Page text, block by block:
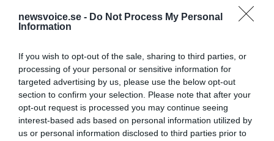
newsvoice.se - Do Not Process My Personal
Information
If you wish to opt-out of the sale, sharing to third parties, or
processing of your personal or sensitive information for
targeted advertising by us, please use the below opt-out
section to confirm your selection. Please note that after your
opt-out request is processed you may continue seeing
interest-based ads based on personal information utilized by
us or personal information disclosed to third parties prior to
uppmärksamhet mot symtomet. Ett symtom kan aldrig
vara orsaken. Det är ju dock ur ekonomisk synvinkel
undertrycka det, då blir ju inte patienten genuint frisk
och kan fortsätta inbringa pengar på konsumtion av
läkemedel istället!
”Lyckas” sedan behandlingen (symtomet undertryckt
så det inte märks av), så kommer det ofta snart nya
symtom, för att grundorsaken inte är löst, som